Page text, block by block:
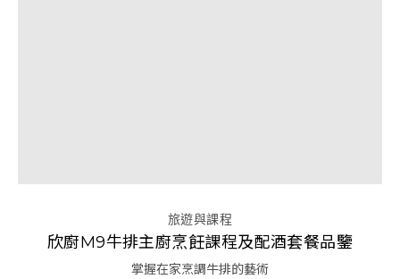
旅遊與課程
欣廚M9牛排主廚烹飪課程及配酒套餐品鑒
掌握在家烹調牛排的藝術